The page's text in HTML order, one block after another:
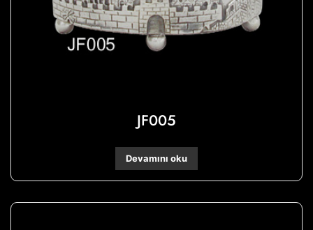
JF005
Devamını oku